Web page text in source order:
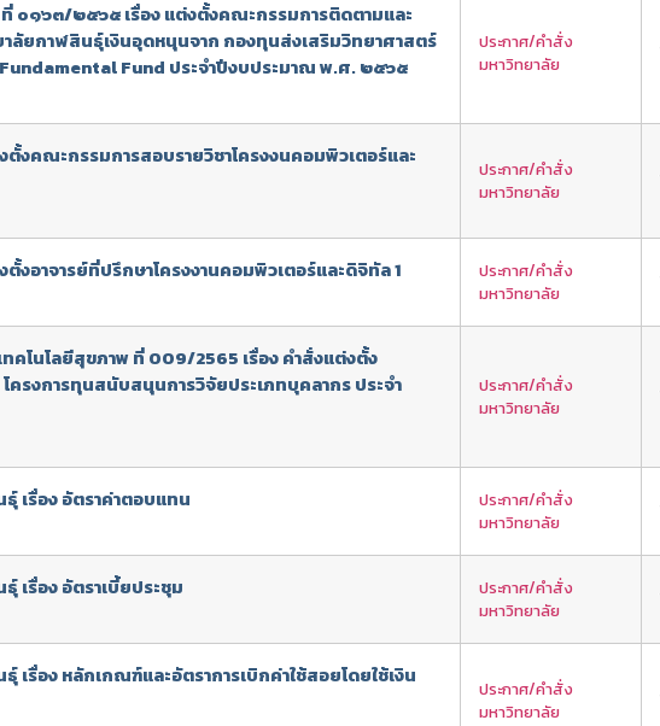
๐๑๖๓/๒๕๖๕ เรื่อง แต่งตั้งคณะกรรมการติดตามและ
าลัยกาฬสินธุ์เงินอุดหนุนจาก กองทุนส่งเสริมวิทยาศาสตร์
Fund ประจำปีงบประมาณ พ.ศ. ๒๕๖๕
ประกาศ/คำสั่ง
มหาวิทยาลัย
ตั้งคณะกรรมการสอบรายวิชาโครงงนคอมพิวเตอร์และ
ประกาศ/คำสั่ง
มหาวิทยาลัย
งอาจารย์ที่ปรึกษาโครงงานคอมพิวเตอร์และดิจิทัล 1
ประกาศ/คำสั่ง
มหาวิทยาลัย
คโนโลยีสุขภาพ ที่ 009/2565 เรื่อง คำสั่งแต่งตั้ง
ครงการทุนสนับสนุนการวิจัยประเภทบุคลากร ประจำ
ประกาศ/คำสั่ง
มหาวิทยาลัย
เรื่อง อัตราค่าตอบแทน
ประกาศ/คำสั่ง
มหาวิทยาลัย
เรื่อง อัตราเบี้ยประชุม
ประกาศ/คำสั่ง
มหาวิทยาลัย
เรื่อง หลักเกณฑ์และอัตราการเบิกค่าใช้สอยโดยใช้เงิน
ประกาศ/คำสั่ง
มหาวิทยาลัย